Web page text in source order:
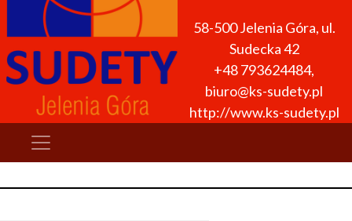
58-500 Jelenia Góra, ul.
Sudecka 42
+48 793624484,
biuro@ks-sudety.pl
http://www.ks-sudety.pl